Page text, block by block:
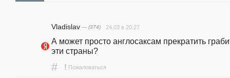
Vladislav — (374) 24.03 в 20:27
А может просто англосаксам прекратить
эти страны?
# ! Пожаловаться